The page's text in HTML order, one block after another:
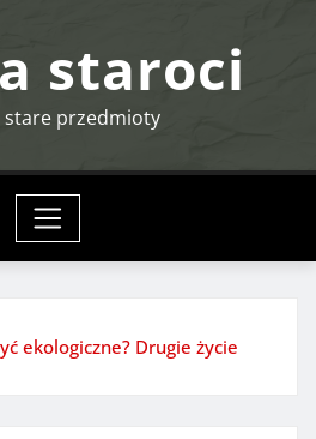
staroci
stare przedmioty
ekologiczne? Drugie życie